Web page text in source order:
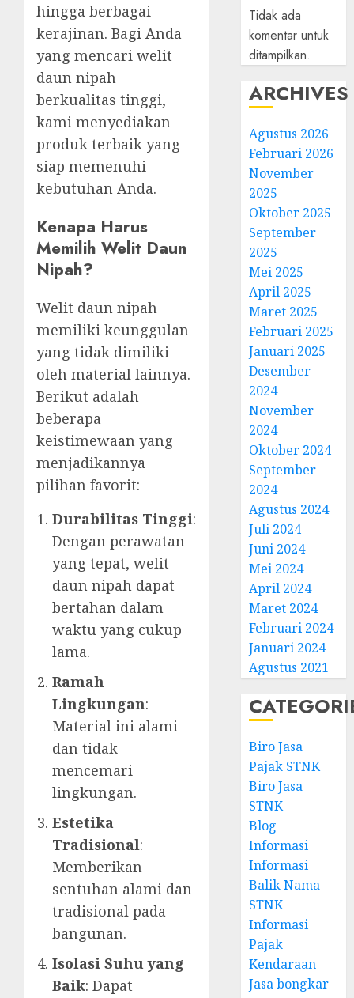
hingga berbagai
kerajinan. Bagi Anda
yang mencari welit
daun nipah
berkualitas tinggi,
kami menyediakan
produk terbaik yang
siap memenuhi
kebutuhan Anda.
Kenapa Harus
Memilih Welit Daun
Nipah?
Welit daun nipah
memiliki keunggulan
yang tidak dimiliki
oleh material lainnya.
Berikut adalah
beberapa
keistimewaan yang
menjadikannya
pilihan favorit:
Durabilitas Tinggi:
Dengan perawatan
yang tepat, welit
daun nipah dapat
bertahan dalam
waktu yang cukup
lama.
Ramah
Lingkungan:
Material ini alami
dan tidak
mencemari
lingkungan.
Estetika
Tradisional:
Memberikan
sentuhan alami dan
tradisional pada
bangunan.
Isolasi Suhu yang
Baik: Dapat
Tidak ada
komentar untuk
ditampilkan.
ARCHIVES
Agustus 2026
Februari 2026
November
2025
Oktober 2025
September
2025
Mei 2025
April 2025
Maret 2025
Februari 2025
Januari 2025
Desember
2024
November
2024
Oktober 2024
September
2024
Agustus 2024
Juli 2024
Juni 2024
Mei 2024
April 2024
Maret 2024
Februari 2024
Januari 2024
Agustus 2021
Biro Jasa
Pajak STNK
Biro Jasa
STNK
Blog
Informasi
Informasi
Balik Nama
STNK
Informasi
Pajak
Kendaraan
Jasa bongkar